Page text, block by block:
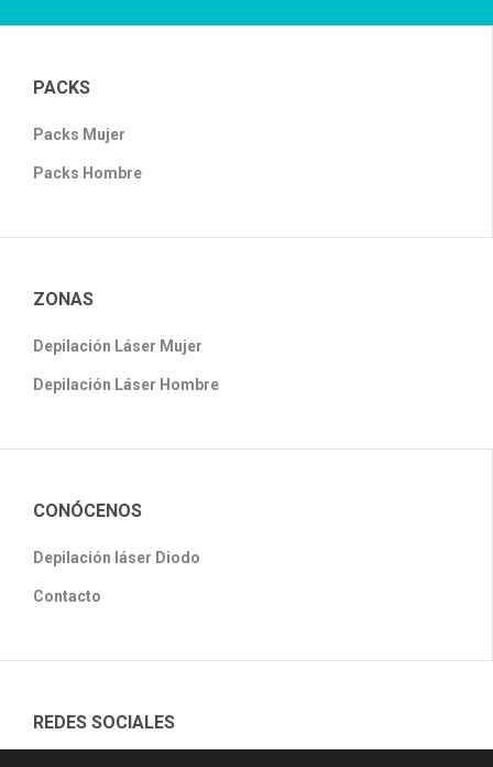
PACKS
Packs Mujer
Packs Hombre
ZONAS
Depilación Láser Mujer
Depilación Láser Hombre
CONÓCENOS
Depilación láser Diodo
Contacto
REDES SOCIALES